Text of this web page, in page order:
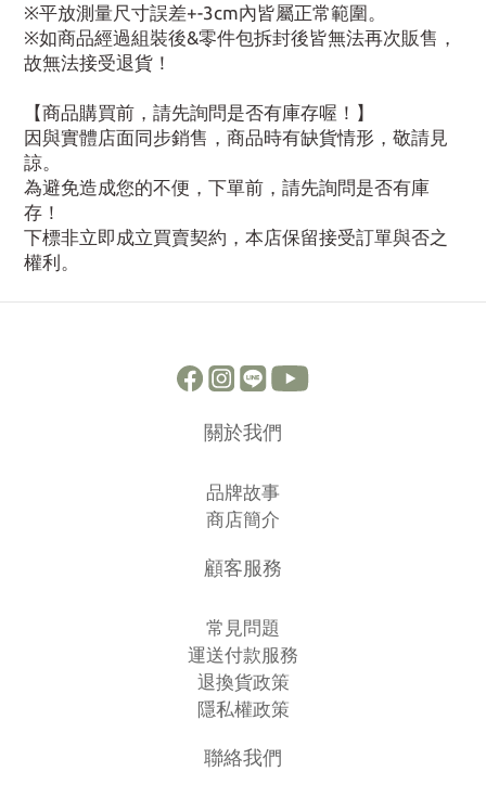
※平放測量尺寸誤差+-3cm內皆屬正常範圍。
※如商品經過組裝後&零件包拆封後皆無法再次販售，
故無法接受退貨！
【商品購買前，請先詢問是否有庫存喔！】
因與實體店面同步銷售，商品時有缺貨情形，敬請見
諒。
為避免造成您的不便，下單前，請先詢問是否有庫
存！
下標非立即成立買賣契約，本店保留接受訂單與否之
權利。
關於我們
品牌故事
商店簡介
顧客服務
常見問題
運送付款服務
退換貨政策
隱私權政策
聯絡我們